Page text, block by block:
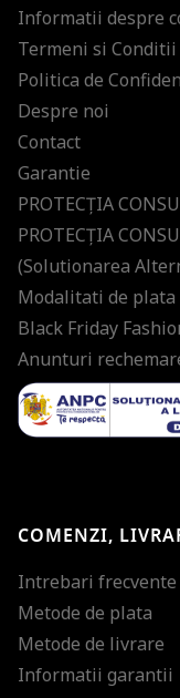
Informatii despre
Termeni si Conditii
Politica de
Despre noi
Contact
Garantie
PROTECŢIA
PROTECŢIA
(Solutionarea
Modalitati de plata
Black Friday
Anunturi
COMENZI,
Intrebari frecvente
Metode de plata
Metode de livrare
Informatii garantii